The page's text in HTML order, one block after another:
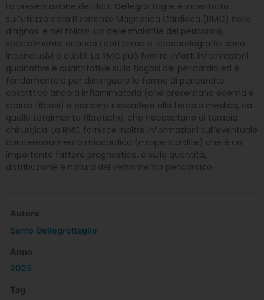
La presentazione del dott. Dellegrottaglie è incentrata
sull’utilizzo della Risonanza Magnetica Cardiaca (RMC) nella
diagnosi e nel follow-up delle malattie del pericardio,
specialmente quando i dati clinici o ecocardiografici sono
inconclusivi o dubbi. La RMC può fornire infatti informazioni
qualitative e quantitative sulla flogosi del pericardio ed è
fondamentale per distinguere le forme di pericardite
costrittiva ancora infiammatoria (che presentano edema e
scarsa fibrosi) e possono rispondere alla terapia medica, da
quelle totalmente fibrotiche, che necessitano di terapia
chirurgica. La RMC fornisce inoltre informazioni sull’eventuale
cointeressamento miocardico (miopericardite) che è un
importante fattore prognostico, e sulla quantità,
distribuzione e natura del versamento pericardico.
Autore
Santo Dellegrottaglie
Anno
2025
Tag